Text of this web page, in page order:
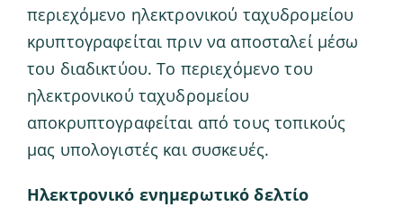
περιεχόμενο ηλεκτρονικού ταχυδρομείου
κρυπτογραφείται πριν να αποσταλεί μέσω
του διαδικτύου. Το περιεχόμενο του
ηλεκτρονικού ταχυδρομείου
αποκρυπτογραφείται από τους τοπικούς
μας υπολογιστές και συσκευές.
Ηλεκτρονικό ενημερωτικό δελτίο